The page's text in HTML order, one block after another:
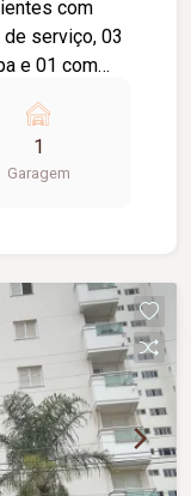
com
de serviço, 03
e 01 com
vidro. O
vaga de
salão de festa
1
Garagem